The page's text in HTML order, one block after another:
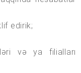
edirik;
və ya filialları